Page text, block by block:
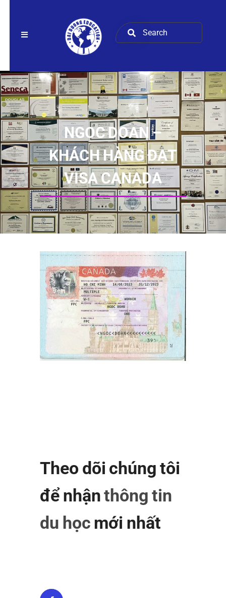
NGOC DOAN –
KHÁCH HÀNG ĐẠT
VISA CANADA
Theo dõi chúng tôi
để nhậnthông tin
du học mới nhất